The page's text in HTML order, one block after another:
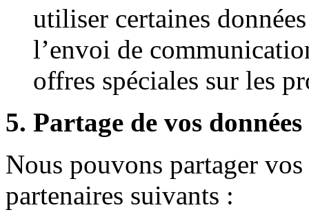
utiliser certaines
l’envoi de
offres spéciales sur les
5. Partage de vos
Nous pouvons partager
partenaires suivants :